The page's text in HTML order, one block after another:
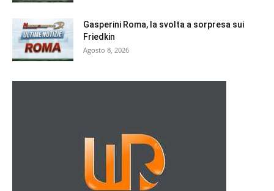
Gasperini Roma, la svolta a sorpresa sui
Friedkin
Agosto 8, 2026